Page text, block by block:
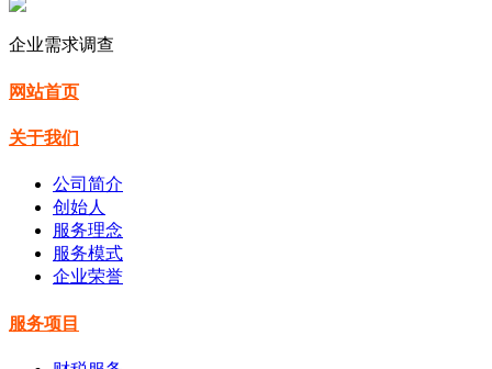
企业需求调查
网站首页
关于我们
公司简介
创始人
服务理念
服务模式
企业荣誉
服务项目